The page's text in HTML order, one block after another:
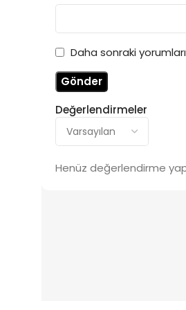
Değerlendirmeler
Henüz değerlendirme
Daha sonraki